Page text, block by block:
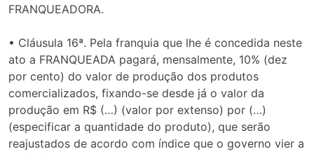
FRANQUEADORA.
• Cláusula 16ª. Pela franquia que lhe é concedida neste
ato a FRANQUEADA pagará, mensalmente, 10% (dez
por cento) do valor de produção dos produtos
comercializados, fixando-se desde já o valor da
produção em R$ (…) (valor por extenso) por (…)
(especificar a quantidade do produto), que serão
reajustados de acordo com índice que o governo vier a